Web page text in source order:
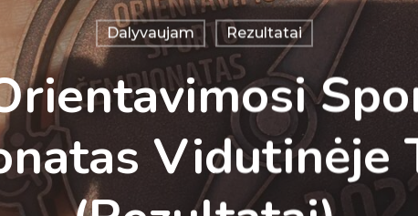
Dalyvaujam Rezultatai
Vidutinėje